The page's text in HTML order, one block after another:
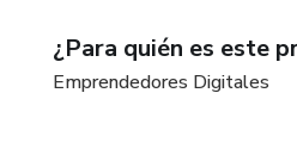
¿Para quién es este
Emprendedores Digitales